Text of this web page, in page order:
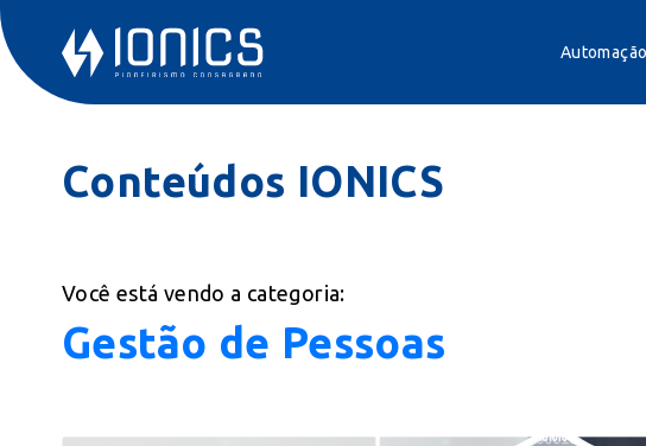
Conteúdos IONICS
Você está vendo a categoria:
Gestão de Pessoas